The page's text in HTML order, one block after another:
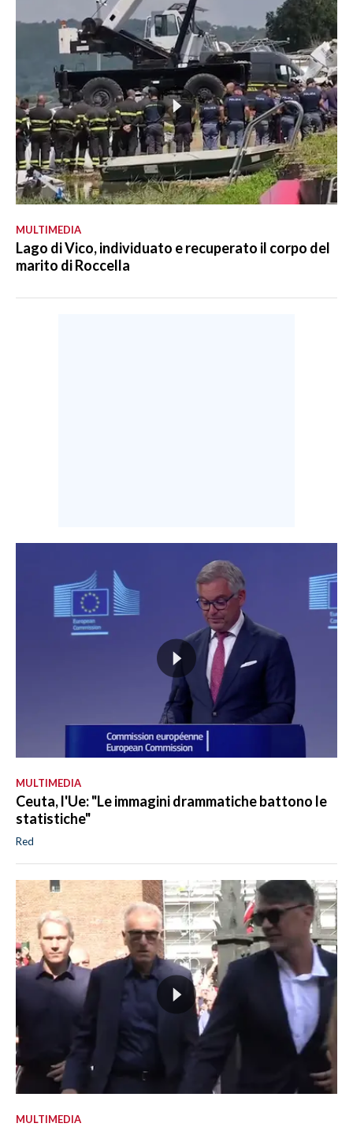
MULTIMEDIA
Lago di Vico, individuato e recuperato il corpo del
marito di Roccella
MULTIMEDIA
Ceuta, l'Ue: "Le immagini drammatiche battono le
statistiche"
Red
MULTIMEDIA